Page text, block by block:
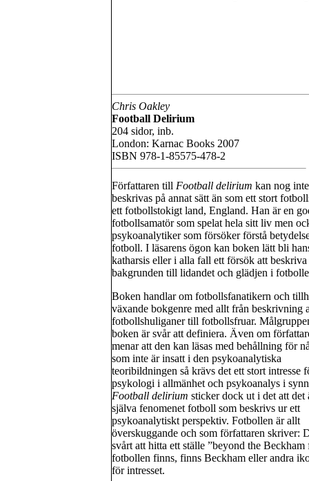
Chris Oakley
Football Delirium
204 sidor, inb.
London: Karnac Books 2007
ISBN 978-1-85575-478-2
Författaren till Football delirium kan nog inte
beskrivas på annat sätt än som ett stort
ett fotbollstokigt land, England. Han är en
fotbollsamatör som spelat hela sitt liv men
psykoanalytiker som försöker förstå
fotboll. I läsarens ögon kan boken lätt bli
katharsis eller i alla fall ett försök att beskriva
bakgrunden till lidandet och glädjen i
Boken handlar om fotbollsfanatikern och
växande bokgenre med allt från beskrivning
fotbollshuliganer till fotbollsfruar.
boken är svår att definiera. Även om
menar att den kan läsas med behållning för
som inte är insatt i den psykoanalytiska
teoribildningen så krävs det ett stort intresse
psykologi i allmänhet och psykoanalys i
Football delirium sticker dock ut i det att det
själva fenomenet fotboll som beskrivs ur ett
psykoanalytiskt perspektiv. Fotbollen är allt
överskuggande och som författaren skriver:
svårt att hitta ett ställe ”beyond the
fotbollen finns, finns Beckham eller andra
för intresset.